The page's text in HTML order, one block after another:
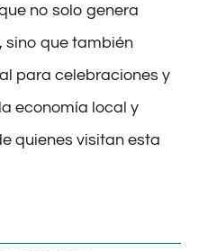
no solo genera
sino que también
para celebraciones y
economía local y
quienes visitan esta